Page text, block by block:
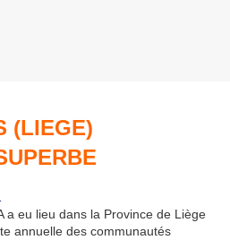
(LIEGE)
a eu lieu dans la Province de Liège
annuelle des communautés